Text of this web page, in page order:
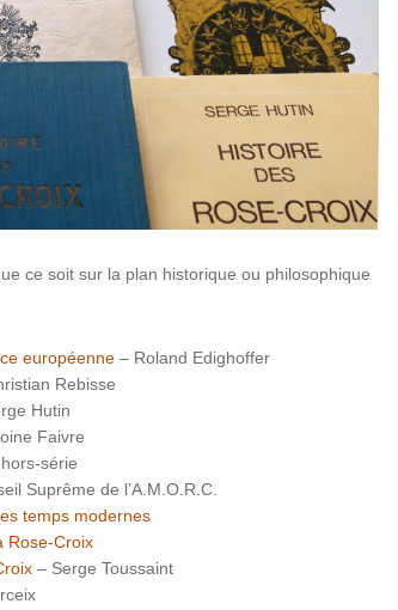
ce soit sur la plan historique ou philosophique
européenne – Roland Edighoffer
Rebisse
Hutin
Faivre
série
Suprême de l’A.M.O.R.C.
temps modernes
Rose-Croix
– Serge Toussaint